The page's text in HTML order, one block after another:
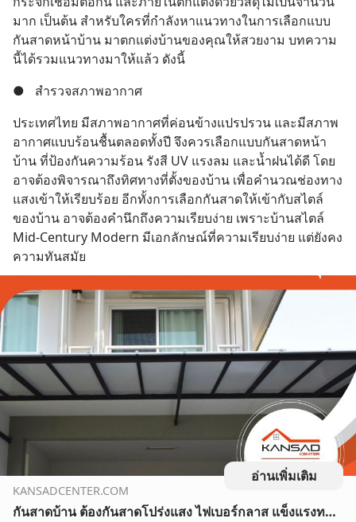
มาก เป็นต้น สำหรับใครที่กำลังหาแนวทางในการเลือกแบบ
กันสาดหน้าบ้าน มาตกแต่งบ้านของคุณให้สวยงาม บทความ
นี้ได้รวมแนวทางมาให้แล้ว ดังนี้
●
สำรวจสภาพอากาศ
ประเทศไทย มีสภาพอากาศที่ค่อนข้างแปรปรวน และมีสภาพ
อากาศแบบร้อนชื้นตลอดทั้งปี จึงควรเลือกแบบกันสาดหน้า
บ้าน ที่ป้องกันความร้อน รังสี UV แรงลม และน้ำฝนได้ดี โดย
อาจต้องพิจารณาถึงทิศทางที่ตั้งของบ้าน เพื่อคำนวณช่องทาง
แสงเข้าให้เรียบร้อย อีกทั้งการเลือกกันสาดให้เข้ากับสไตล์
ของบ้าน อาจต้องคำนึกถึงความเรียบง่าย เพราะบ้านสไตล์
Mid-Century Modern มีเอกลักษณ์ที่ความเรียบง่าย แต่ยังคง
ความทันสมัย
อ่านเพิ่มเติม
KANSADCENTER.COM
กันสาดบ้าน ต้องกันสาดโปร่งแสง ไฟเบอร์กลาส แข็งแรงทนทาน